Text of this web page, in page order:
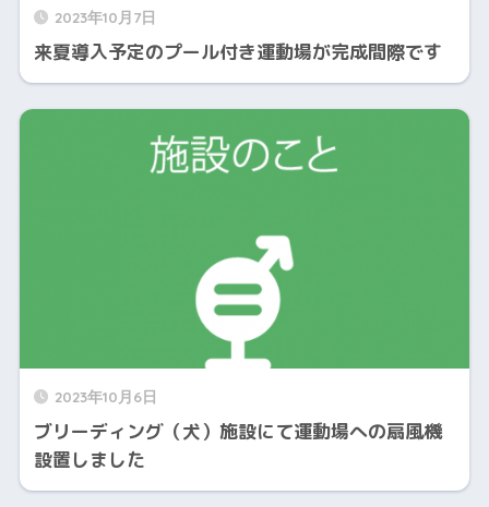
2023年10月7日
来夏導入予定のプール付き運動場が完成間際です
2023年10月6日
ブリーディング（犬）施設にて運動場への扇風機
設置しました